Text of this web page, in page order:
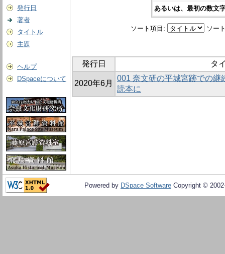
発行日
著者
タイトル
主題
ヘルプ
DSpaceについて
あるいは、最初の数文
ソート項目: ソー
発行日 タ
2020年6月
001 奈文研の平城宮跡での継
読本に
Powered by DSpace Software Copyright ©